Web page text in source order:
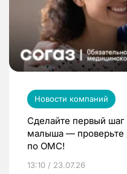
Новости компаний
Сделайте первый
малыша — проверьте
по ОМС!
13:10 / 23.07.26